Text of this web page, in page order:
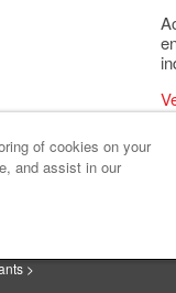
de ética y conducta
>
of cookies on your
and assist in our